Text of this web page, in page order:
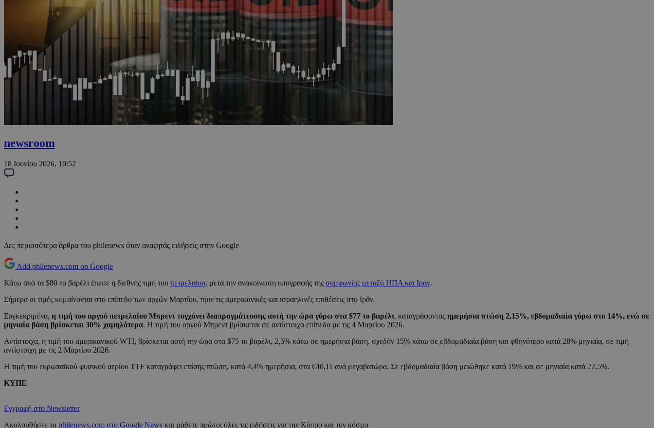
newsroom
18 Ιουνίου 2026, 10:52
Δες περισσότερα άρθρα του philenews όταν αναζητάς ειδήσεις στην Google
Add philenews.com on Google
Κάτω από τα $80 το βαρέλι έπεσε η διεθνής τιμή του πετρελαίου, μετά την ανακοίνωση υπογραφής της συμφωνίας μεταξύ ΗΠΑ και Ιράν.
Σήμερα οι τιμές κυμαίνονται στο επίπεδο των αρχών Μαρτίου, πριν τις αμερικανικές και ισραηλινές επιθέσεις στο Ιράν.
Συγκεκριμένα, η τιμή του αργού πετρελαίου Μπρεντ τυγχάνει διαπραγμάτευσης αυτή την ώρα γύρω στα $77 το βαρέλι, καταγράφοντας ημερήσια πτώση 2,15%, εβδομαδιαία γύρω στο 14%, ενώ σε
μηνιαία βάση βρίσκεται 30% χαμηλότερα. Η τιμή του αργού Μπρεντ βρίσκεται σε αντίστοιχα επίπεδα με τις 4 Μαρτίου 2026.
Αντίστοιχα, η τιμή του αμερικανικού WTI, βρίσκεται αυτή την ώρα στα $75 το βαρέλι, 2,5% κάτω σε ημερήσια βάση, σχεδόν 15% κάτω σε εβδομαδιαία βάση και φθηνότερο κατά 28% μηνιαία, σε τιμή
αντίστοιχη με τις 2 Μαρτίου 2026.
Η τιμή του ευρωπαϊκού φυσικού αερίου TTF καταγράφει επίσης πτώση, κατά 4,4% ημερήσια, στα €40,11 ανά μεγαβατώρα. Σε εβδομαδιαία βάση μειώθηκε κατά 19% και σε μηνιαία κατά 22,5%.
ΚΥΠΕ
Εγγραφή στο Newsletter
Ακολουθήστε το philenews.com στο Google News και μάθετε πρώτοι όλες τις ειδήσεις για την Κύπρο και τον κόσμο